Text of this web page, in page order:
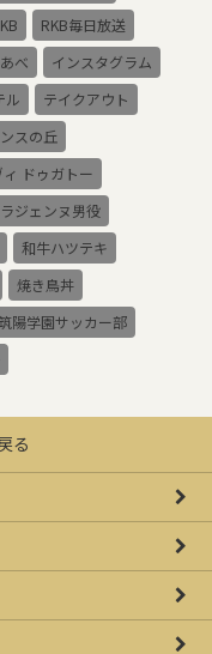
RKB毎日放送
べ
インスタグラム
ル
テイクアウト
スの丘
ィ ドゥガトー
ジェンヌ男役
和牛ハツテキ
焼き鳥丼
筑陽学園サッカー部
る